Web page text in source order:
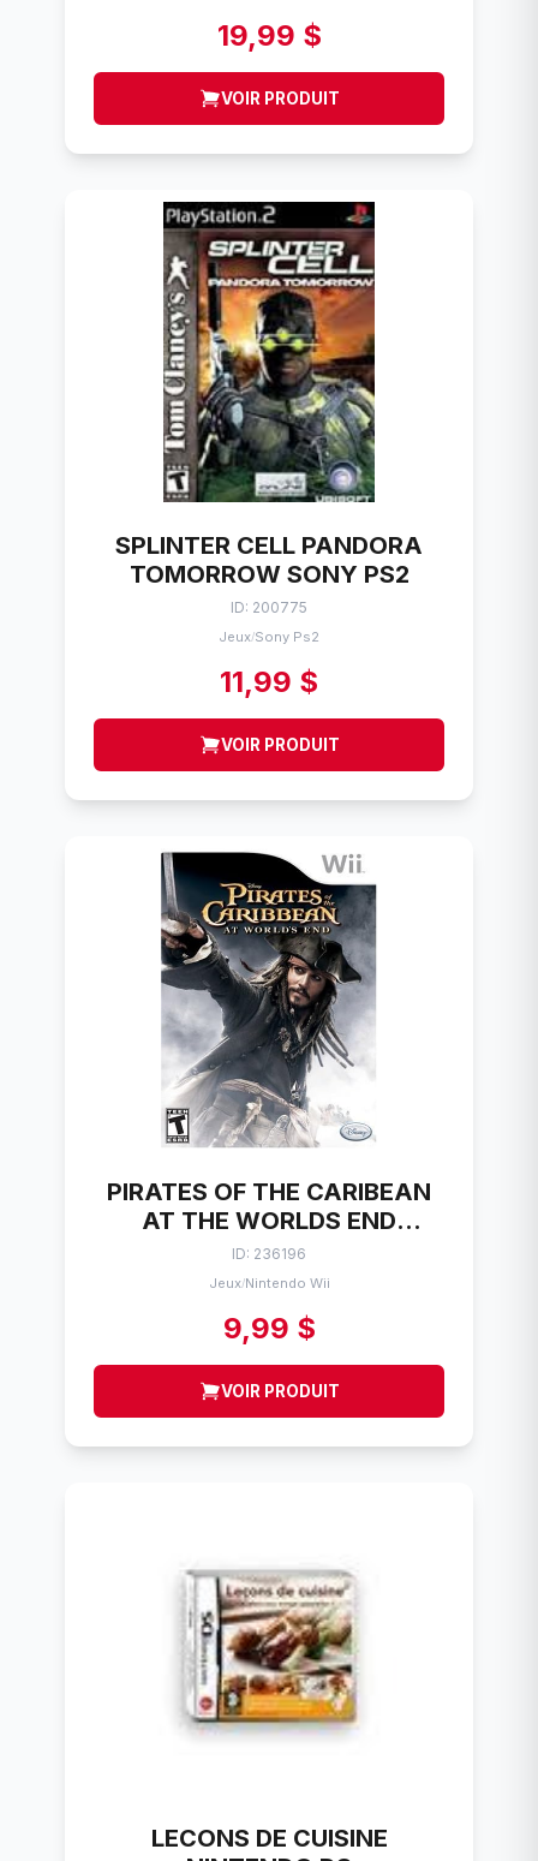
19,99 $
VOIR PRODUIT
SPLINTER CELL PANDORA
TOMORROW SONY PS2
ID: 200775
Jeux/Sony Ps2
11,99 $
VOIR PRODUIT
PIRATES OF THE CARIBEAN
AT THE WORLDS END
NINTENDO WII
ID: 236196
Jeux/Nintendo Wii
9,99 $
VOIR PRODUIT
LECONS DE CUISINE